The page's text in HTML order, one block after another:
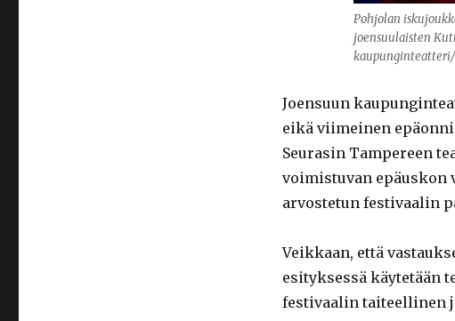
Pohjolan
joensuulaisten
Joensuun
eikä viimeinen
Seurasin Tampereen
voimistuvan epäuskon
arvostetun festivaalin
Veikkaan, että
esityksessä käytetään
festivaalin taiteellinen